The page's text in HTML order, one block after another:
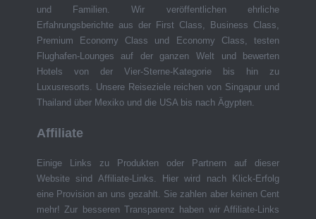
und Familien. Wir veröffentlichen ehrliche
Erfahrungsberichte aus der First Class, Business Class,
Premium Economy Class und Economy Class, testen
Flughafen-Lounges auf der ganzen Welt und bewerten
Hotels von der Vier-Sterne-Kategorie bis hin zu
Luxusresorts. Unsere Reiseziele reichen von Singapur und
Thailand über Mexiko und die USA bis nach Ägypten.
Affiliate
Einige Links zu Produkten oder Partnern auf dieser
Website sind Affiliate-Links. Hier wird nach Klick-Erfolg
eine Provision an uns gezahlt. Sie zahlen aber keinen Cent
mehr! Zur besseren Transparenz haben wir Affiliate-Links